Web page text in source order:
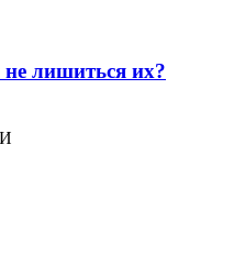
не лишиться их?